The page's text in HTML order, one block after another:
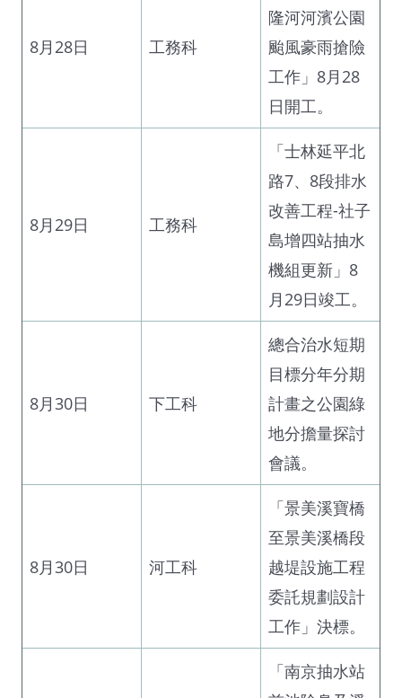
8月28日 工務科
隆河河濱公園
颱風豪雨搶險
工作」8月28
日開工。
8月29日 工務科
「士林延平北
路7、8段排水
改善工程-社子
島增四站抽水
機組更新」8
月29日竣工。
8月30日 下工科
總合治水短期
目標分年分期
計畫之公園綠
地分擔量探討
會議。
8月30日 河工科
「景美溪寶橋
至景美溪橋段
越堤設施工程
委託規劃設計
工作」決標。
「南京抽水站